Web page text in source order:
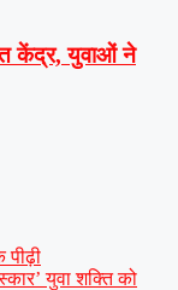
केंद्र, युवाओं ने
युवा शक्ति को